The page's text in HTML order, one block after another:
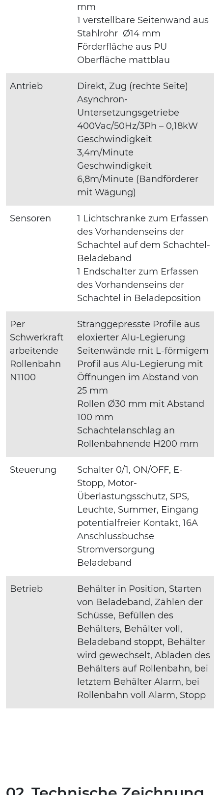
mm
1 verstellbare Seitenwand aus
Stahlrohr Ø14 mm
Förderfläche aus PU
Oberfläche mattblau
Antrieb
Direkt, Zug (rechte Seite)
Asynchron-
Untersetzungsgetriebe
400Vac/50Hz/3Ph – 0,18kW
Geschwindigkeit
3,4m/Minute
Geschwindigkeit
6,8m/Minute (Bandförderer
mit Wägung)
Sensoren
1 Lichtschranke zum Erfassen
des Vorhandenseins der
Schachtel auf dem Schachtel-
Beladeband
1 Endschalter zum Erfassen
des Vorhandenseins der
Schachtel in Beladeposition
Per
Schwerkraft
arbeitende
Rollenbahn
N1100
Stranggepresste Profile aus
eloxierter Alu-Legierung
Seitenwände mit L-förmigem
Profil aus Alu-Legierung mit
Öffnungen im Abstand von
25 mm
Rollen Ø30 mm mit Abstand
100 mm
Schachtelanschlag an
Rollenbahnende H200 mm
Steuerung
Schalter 0/1, ON/OFF, E-
Stopp, Motor-
Überlastungsschutz, SPS,
Leuchte, Summer, Eingang
potentialfreier Kontakt, 16A
Anschlussbuchse
Stromversorgung
Beladeband
Betrieb
Behälter in Position, Starten
von Beladeband, Zählen der
Schüsse, Befüllen des
Behälters, Behälter voll,
Beladeband stoppt, Behälter
wird gewechselt, Abladen des
Behälters auf Rollenbahn, bei
letztem Behälter Alarm, bei
Rollenbahn voll Alarm, Stopp